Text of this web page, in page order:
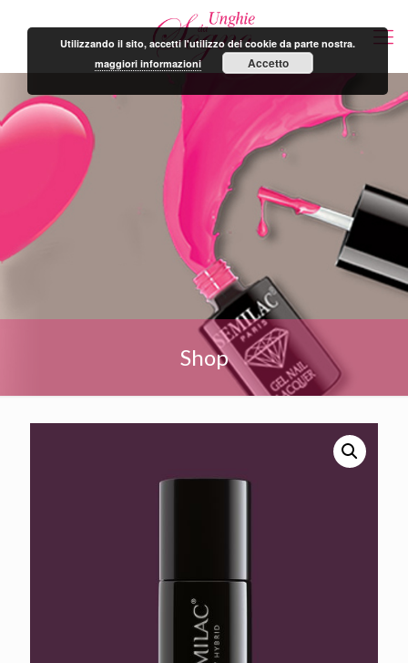
Shop
Utilizzando il sito, accetti l'utilizzo dei cookie da parte nostra.
maggiori informazioni
Accetto